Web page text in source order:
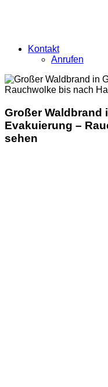
Kontakt
Anrufen
Großer Waldbrand
Evakuierung –
sehen